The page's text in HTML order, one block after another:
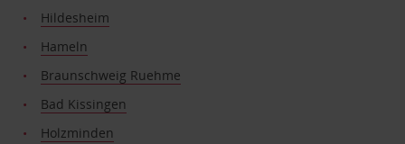
Hildesheim
Hameln
Braunschweig Ruehme
Bad Kissingen
Holzminden